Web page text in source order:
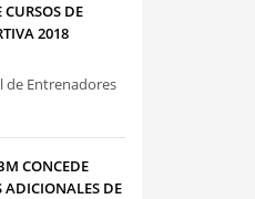
DE
2018
de Entrenadores
CONCEDE
ADICIONALES DE